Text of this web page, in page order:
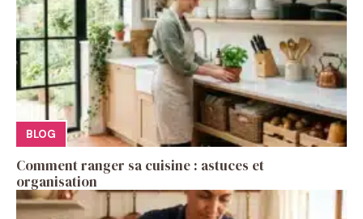
BLOG
Comment ranger sa cuisine : astuces et
organisation